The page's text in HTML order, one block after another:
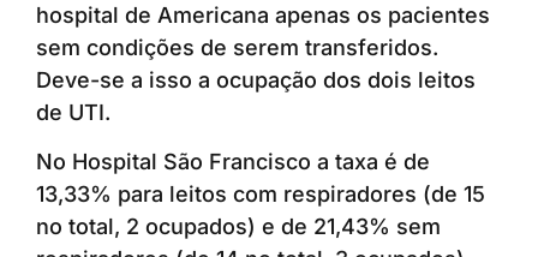
hospital de Americana apenas os pacientes
sem condições de serem transferidos.
Deve-se a isso a ocupação dos dois leitos
de UTI.
No Hospital São Francisco a taxa é de
13,33% para leitos com respiradores (de 15
no total, 2 ocupados) e de 21,43% sem